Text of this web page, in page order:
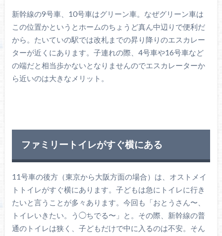
新幹線の9号車、10号車はグリーン車。なぜグリーン車は
この位置かというとホームのちょうど真ん中辺りで便利だ
から。たいていの駅では改札までの昇り降りのエスカレー
ターが近くにあります。子連れの際、4号車や16号車など
の端だと相当歩かないとなりませんのでエスカレーターか
ら近いのは大きなメリット。
ファミリートイレがすぐ横にある
11号車の後方（東京から大阪方面の場合）は、オストメイ
トトイレがすぐ横にあります。子どもは急にトイレに行き
たいと言うことが多々あります。今回も「おとうさん〜、
トイレいきたい。う◯ちでる〜」と。その際、新幹線の普
通のトイレは狭く、子どもだけで中に入るのは不安。そん